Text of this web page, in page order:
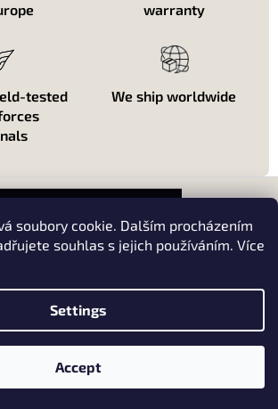
soubory cookie. Dalším procházením
souhlas s jejich používáním. Více
Settings
Accept
warranty
tested
We ship worldwide
Red Dot One